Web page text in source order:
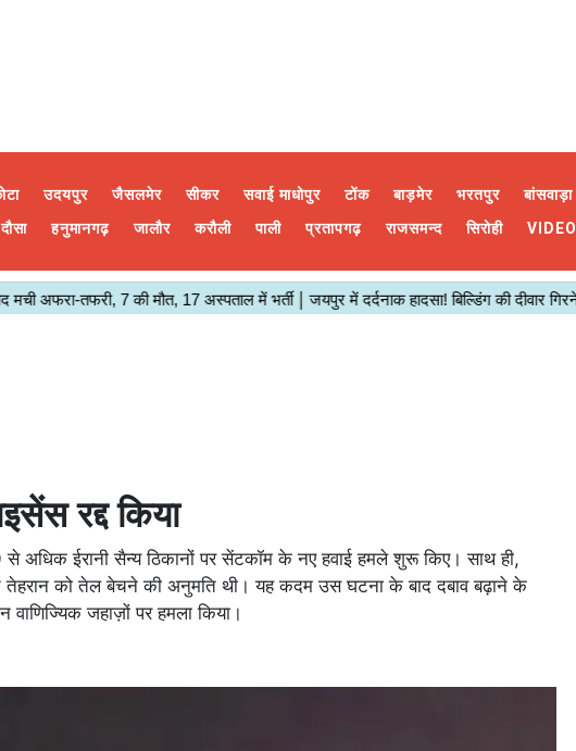
उदयपुर जैसलमेर सीकर सवाई माधोपुर टोंक बाड़मेर भरतपुर बांसवाड़ा
दौसा हनुमानगढ़ जालौर करौली पाली प्रतापगढ़ राजसमन्द सिरोही VIDEO
रद्द किया
अधिक ईरानी सैन्य ठिकानों पर सेंटकॉम के नए हवाई हमले शुरू किए। साथ ही,
तेहरान को तेल बेचने की अनुमति थी। यह कदम उस घटना के बाद दबाव बढ़ाने के
जहाज़ों पर हमला किया।